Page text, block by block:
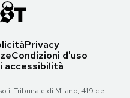
Privacy
Condizioni d'uso
accessibilità
il Tribunale di Milano, 419 del